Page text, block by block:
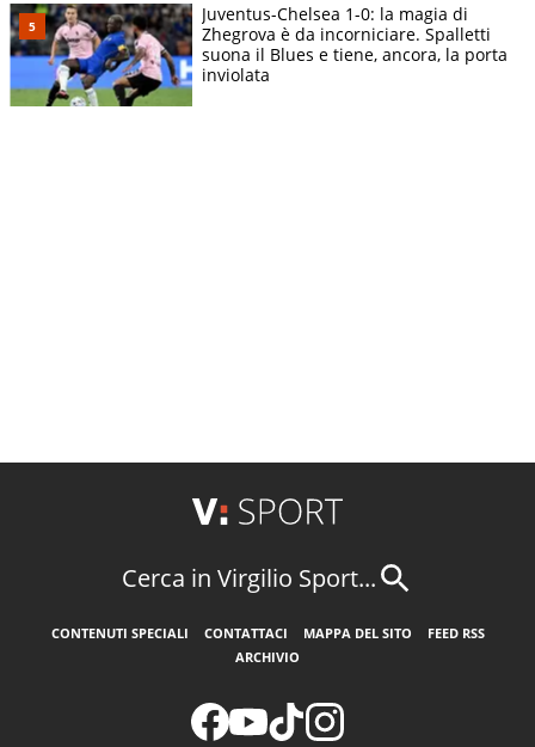
Juventus-Chelsea 1-0: la magia di
Zhegrova è da incorniciare. Spalletti
suona il Blues e tiene, ancora, la porta
inviolata
Cerca in Virgilio Sport...
CONTENUTI SPECIALI CONTATTACI MAPPA DEL SITO
FEED RSS
ARCHIVIO